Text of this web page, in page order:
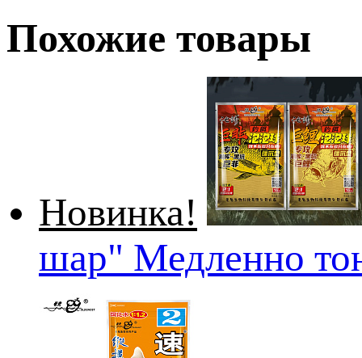
Похожие товары
Новинка!
шар" Медленно